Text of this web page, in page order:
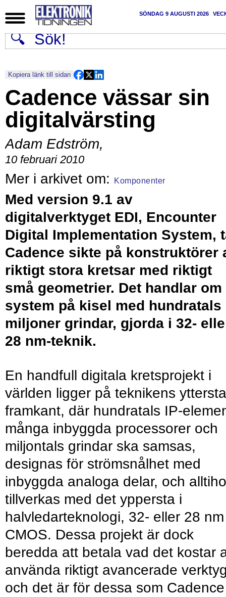
SÖNDAG 9 AUGUSTI 2026
Kopiera länk till sidan
Cadence vässar sin
digitalvärsting
Adam Edström,
10 februari 2010
Komponenter
Med version 9.1 av
digitalverktyget EDI, Encounter
Digital Implementation System,
Cadence sikte på konstruktörer
riktigt stora kretsar med riktigt
små geometrier. Det handlar om
system på kisel med hundratals
miljoner grindar, gjorda i 32-
28 nm-teknik.
En handfull digitala kretsprojekt i
världen ligger på teknikens yttersta
framkant, där hundratals IP-
många inbyggda processorer och
miljontals grindar ska samsas,
designas för strömsnålhet med
inbyggda analoga delar, och
tillverkas med det yppersta i
halvledarteknologi, 32- eller 28 nm
CMOS. Dessa projekt är dock
beredda att betala vad det kostar
använda riktigt avancerade
och det är för dessa som Cadence